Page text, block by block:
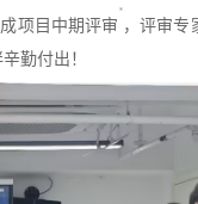
项目中期评审 ，评审专
勤付出！